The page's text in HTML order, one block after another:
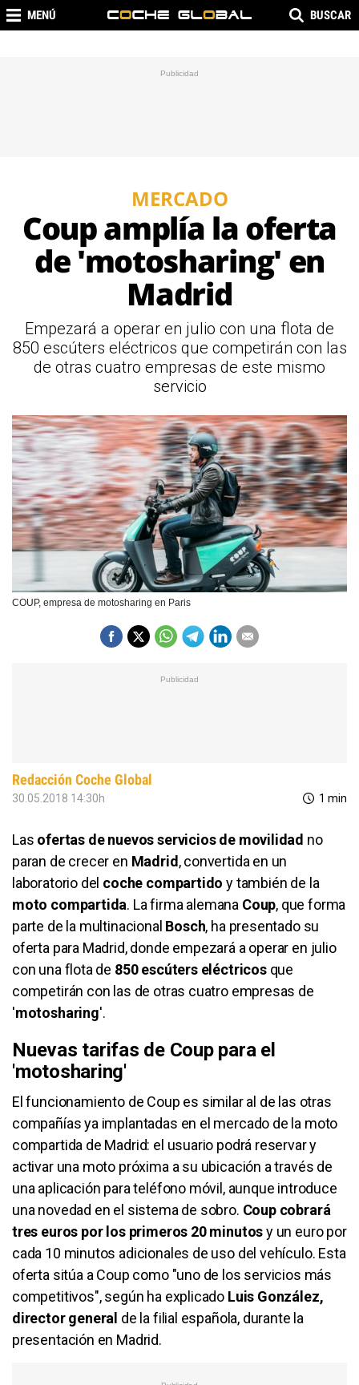
MENÚ BUSCAR
MERCADO
Coup amplía la oferta
de 'motosharing' en
Madrid
Empezará a operar en julio con una flota de
850 escúters eléctricos que competirán con las
de otras cuatro empresas de este mismo
servicio
COUP, empresa de motosharing en Paris
Redacción Coche Global
30.05.2018 14:30h 1 min
Las ofertas de nuevos servicios de movilidad no
paran de crecer en Madrid, convertida en un
laboratorio del coche compartido y también de la
moto compartida. La firma alemana Coup, que forma
parte de la multinacional Bosch, ha presentado su
oferta para Madrid, donde empezará a operar en julio
con una flota de 850 escúters eléctricosque
competirán con las de otras cuatro empresas de
'motosharing'.
Nuevas tarifas de Coup para el
'motosharing'
El funcionamiento de Coup es similar al de las otras
compañías ya implantadas en el mercado de la moto
compartida de Madrid: el usuario podrá reservar y
activar una moto próxima a su ubicación a través de
una aplicación para teléfono móvil, aunque introduce
una novedad en el sistema de sobro. Coup cobrará
tres euros por los primeros 20 minutosy un euro por
cada 10 minutos adicionales de uso del vehículo. Esta
oferta sitúa a Coup como "uno de los servicios más
competitivos", según ha explicado Luis González,
director general de la filial española, durante la
presentación en Madrid.